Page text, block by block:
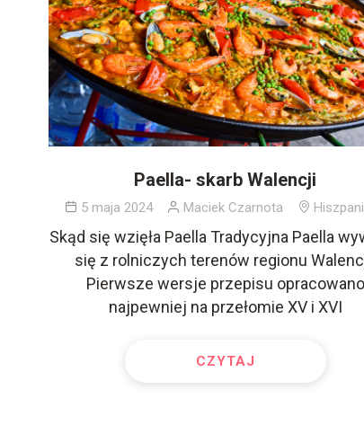
Paella- skarb Walencji
5 maja 2024 Maciek Czarnota
Skąd się wzięła Paella Tradycyjna Paella
się z rolniczych terenów regionu
Pierwsze wersje przepisu opracowano
najpewniej na przełomie XV i XVI
CZYTAJ